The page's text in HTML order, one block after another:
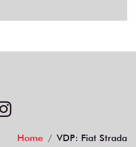
Home VDP: Fiat Strada